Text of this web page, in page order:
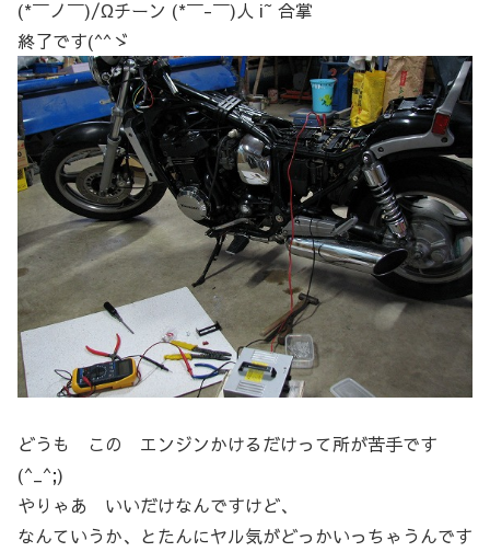
(*￣ノ￣)/Ωチーン (*￣-￣)人 i~ 合掌
終了です(^^ゞ
どうも この エンジンかけるだけって所が苦手です
(^_^;)
やりゃあ いいだけなんですけど、
なんていうか、とたんにヤル気がどっかいっちゃうんです